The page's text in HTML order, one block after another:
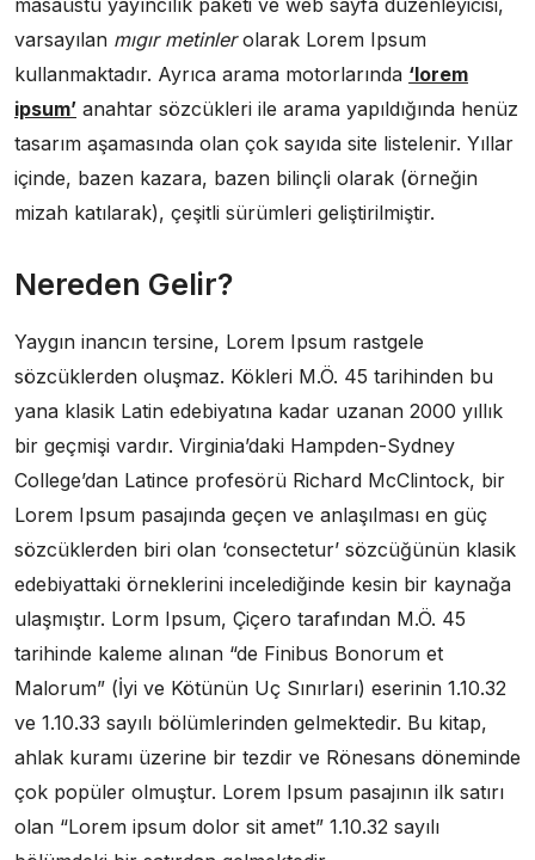
masaüstü yayıncılık paketi ve web sayfa düzenleyicisi,
varsayılan mıgır metinlerolarak Lorem Ipsum
kullanmaktadır. Ayrıca arama motorlarında ‘lorem
ipsum’ anahtar sözcükleri ile arama yapıldığında henüz
tasarım aşamasında olan çok sayıda site listelenir. Yıllar
içinde, bazen kazara, bazen bilinçli olarak (örneğin
mizah katılarak), çeşitli sürümleri geliştirilmiştir.
Nereden Gelir?
Yaygın inancın tersine, Lorem Ipsum rastgele
sözcüklerden oluşmaz. Kökleri M.Ö. 45 tarihinden bu
yana klasik Latin edebiyatına kadar uzanan 2000 yıllık
bir geçmişi vardır. Virginia’daki Hampden-Sydney
College’dan Latince profesörü Richard McClintock, bir
Lorem Ipsum pasajında geçen ve anlaşılması en güç
sözcüklerden biri olan ‘consectetur’ sözcüğünün klasik
edebiyattaki örneklerini incelediğinde kesin bir kaynağa
ulaşmıştır. Lorm Ipsum, Çiçero tarafından M.Ö. 45
tarihinde kaleme alınan “de Finibus Bonorum et
Malorum” (İyi ve Kötünün Uç Sınırları) eserinin 1.10.32
ve 1.10.33 sayılı bölümlerinden gelmektedir. Bu kitap,
ahlak kuramı üzerine bir tezdir ve Rönesans döneminde
çok popüler olmuştur. Lorem Ipsum pasajının ilk satırı
olan “Lorem ipsum dolor sit amet” 1.10.32 sayılı